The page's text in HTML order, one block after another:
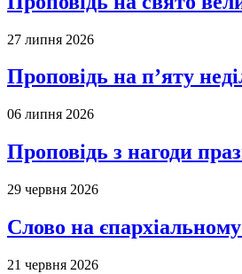
27 липня 2026
Проповідь на п’яту
06 липня 2026
Проповідь з нагоди
29 червня 2026
Слово на єпархіальному
21 червня 2026